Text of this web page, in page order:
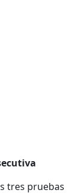
tres pruebas